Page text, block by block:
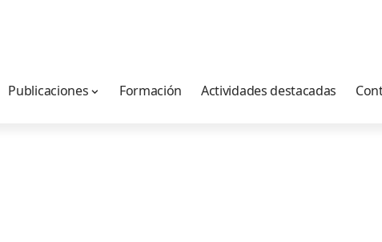
Publicaciones Formación Actividades destacadas